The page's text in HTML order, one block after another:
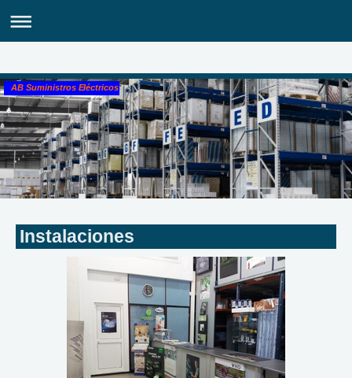
AB Suministros Eléctricos
Instalaciones